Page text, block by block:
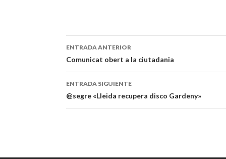
Navegación
de
entradas
ENTRADA ANTERIOR
Comunicat obert a la ciutadania
ENTRADA SIGUIENTE
@segre «Lleida recupera disco Gardeny»